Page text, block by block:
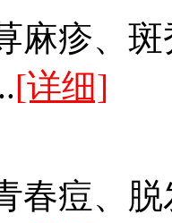
麻疹、
[详细]
春痘、